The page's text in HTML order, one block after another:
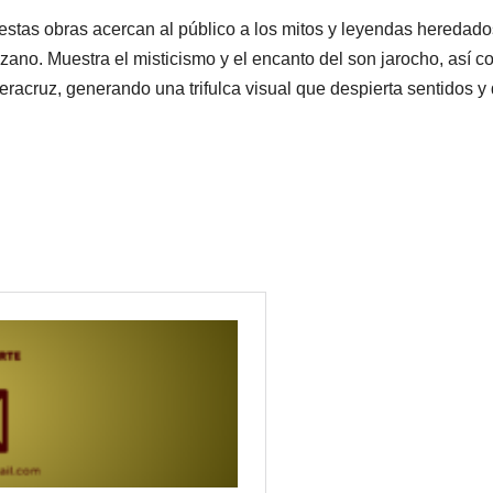
obras acercan al público a los mitos y leyendas
Muestra el misticismo y el encanto del son jarocho, así
generando una trifulca visual que despierta sentidos y